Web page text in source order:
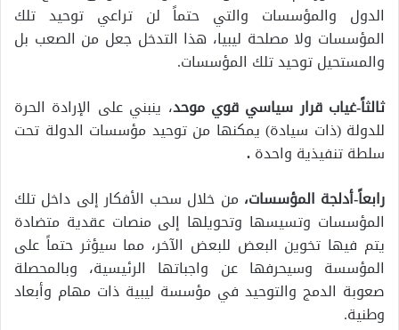
الدول والمؤسسات والتي حتماً لن تراعي توحيد تلك
المؤسسات ولا مصلحة ليبيا، هذا التدخل جعل من الصعب بل
والمستحيل توحيد تلك المؤسسات.
ثالثاً-غياب قرار سياسي قوي موحد، ينبني على الإرادة الحرة
للدولة (ذات سيادة) يمكنها من توحيد مؤسسات الدولة تحت
سلطة تنفيذية واحدة.
رابعاً-أدلجة المؤسسات، من خلال سحب الأفكار إلى داخل تلك
المؤسسات وتسيسها وتحويلها إلى منصات عقدية متضادة
يتم فيها تخوين البعض للبعض الآخر، مما سيؤثر حتماً على
المؤسسة وسيحرفها عن واجباتها الرئيسية، وبالمحصلة
صعوبة الدمج والتوحيد في مؤسسة ليبية ذات مهام وأبعاد
وطنية.